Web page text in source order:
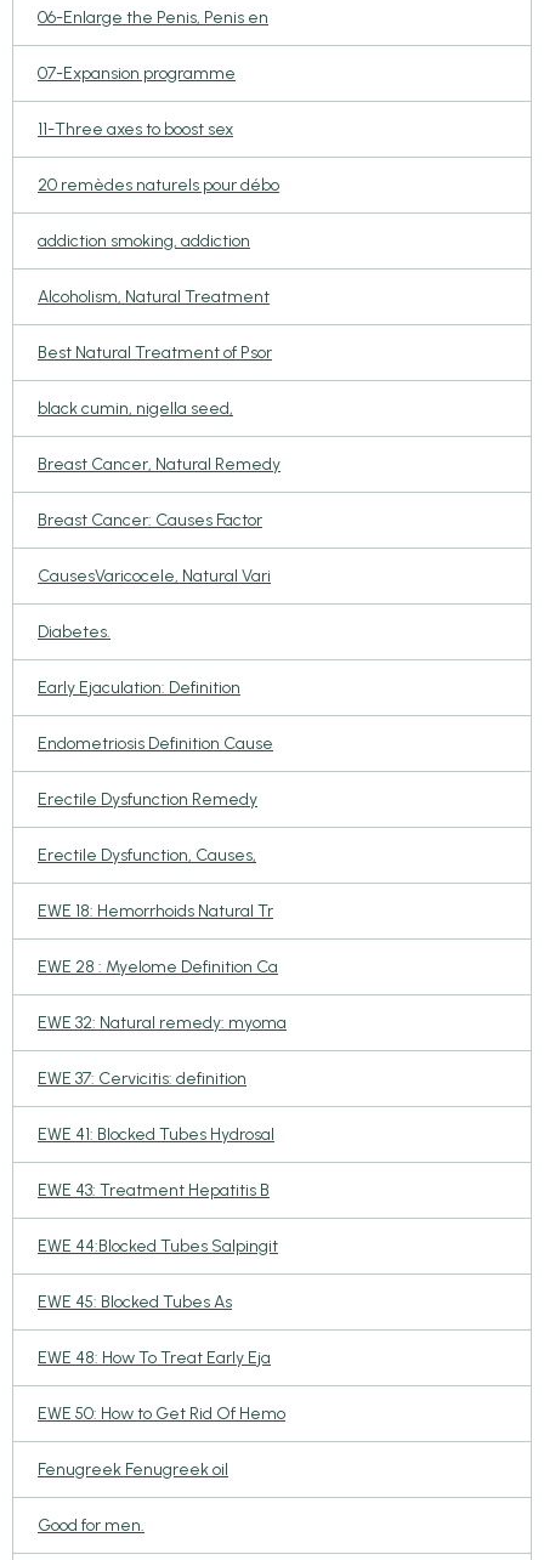
06-Enlarge the Penis, Penis en
07-Expansion programme
11-Three axes to boost sex
20 remèdes naturels pour débo
addiction smoking, addiction
Alcoholism, Natural Treatment
Best Natural Treatment of Psor
black cumin, nigella seed,
Breast Cancer, Natural Remedy
Breast Cancer: Causes Factor
CausesVaricocele, Natural Vari
Diabetes.
Early Ejaculation: Definition
Endometriosis Definition Cause
Erectile Dysfunction Remedy
Erectile Dysfunction, Causes,
EWE 18: Hemorrhoids Natural Tr
EWE 28 : Myelome Definition Ca
EWE 32: Natural remedy: myoma
EWE 37: Cervicitis: definition
EWE 41: Blocked Tubes Hydrosal
EWE 43: Treatment Hepatitis B
EWE 44:Blocked Tubes Salpingit
EWE 45: Blocked Tubes As
EWE 48: How To Treat Early Eja
EWE 50: How to Get Rid Of Hemo
Fenugreek Fenugreek oil
Good for men.